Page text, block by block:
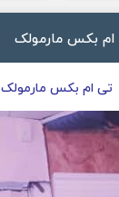
ام بکس مارمولک
تی ام بکس مارمولک